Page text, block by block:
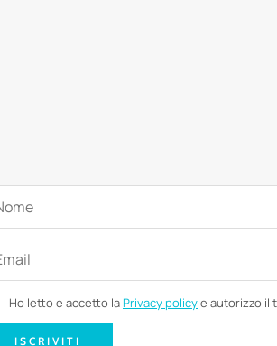
Ho letto e accetto laPrivacy policye autorizzo il
ISCRIVITI